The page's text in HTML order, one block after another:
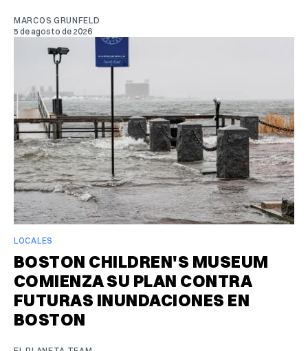
MARCOS GRUNFELD
5 de agosto de 2026
LOCALES
BOSTON CHILDREN'S MUSEUM
COMIENZA SU PLAN CONTRA
FUTURAS INUNDACIONES EN
BOSTON